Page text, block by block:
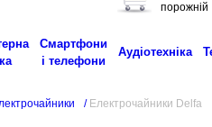
порожній
Смартфони
і телефони
Аудіотехніка
/ Електрочайники Delfa